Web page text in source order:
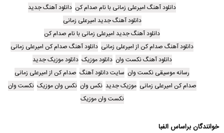
دانلود آهنگ امیرعلی زمانی با نام صدام کن دانلود آهنگ جدید
دانلود آهنگ جدید امیرعلی زمانی
دانلود آهنگ جدید امیرعلی زمانی با نام صدام کن
دانلود آهنگ صدام کن از امیرعلی زمانی دانلود آهنگ صدام کن امیرعلی زمانی
دانلود آهنگ نکست وان دانلود موزیک دانلود موزیک جدید
رسانه موسیقی نکست وان سایت دانلود آهنگ صدام کن از امیرعلی زمانی
صدام کن امیرعلی زمانی موزیک جدید نکس وان نکس وان موزیک نکست وان
نکست وان موزیک
خوانندگان براساس الفبا